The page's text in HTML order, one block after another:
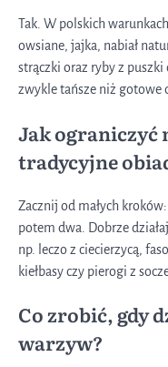
Tak. W polskich
owsiane, jajka, nabiał
strączki oraz ryby z
zwykle tańsze niż gotowe
Jak ograniczyć
tradycyjne
Zacznij od małych
potem dwa. Dobrze
np. leczo z ciecierzycą,
kiełbasy czy pierogi z
Co zrobić, gdy
warzyw?